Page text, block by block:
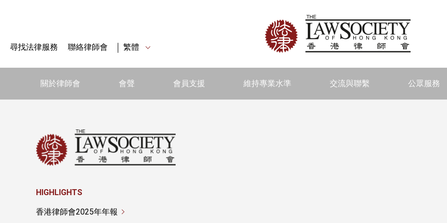
尋找法律服務 聯絡律師會 繁體
關於律師會 會聲 會員支援 維持專業水準 交流與聯繫 公眾服務
HIGHLIGHTS
香港律師會2025年年報